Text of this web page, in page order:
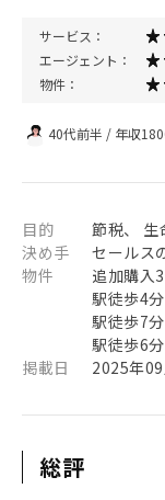
サービス：
エージェント：
物件：
40代前半 / 年収
目的
節税、 生
決め手
セールス
物件
追加購入
駅徒歩4
駅徒歩7
駅徒歩6
掲載日
2025年
総評